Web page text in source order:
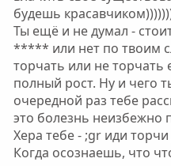
будешь
Ты ещё и не думал -
***** или нет по твоим
торчать или не торчать
полный рост. Ну и чего
очередной раз тебе
это болезнь неизбежно
Хера тебе - ;gr иди
Когда осознаешь, что